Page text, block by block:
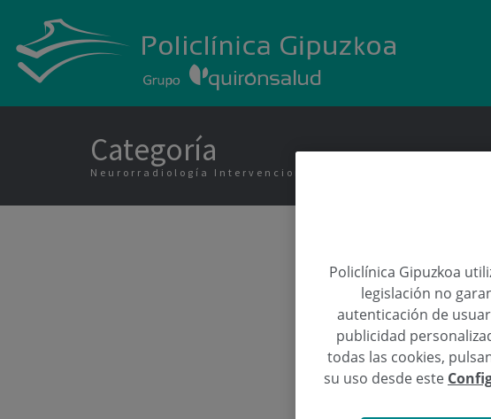
Categoría
Neurorradiología Intervencionista
Policlínica Gipuzkoa
legislación no
autenticación de
publicidad
todas las cookies,
su uso desde este